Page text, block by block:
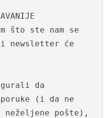
što ste nam se
newsletter će
da
(i da ne
neželjene pošte),